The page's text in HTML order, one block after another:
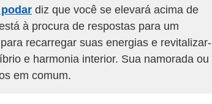
diz que você se elevará acima de
à procura de respostas para um
recarregar suas energias e revitalizar-
e harmonia interior. Sua namorada ou
em comum.